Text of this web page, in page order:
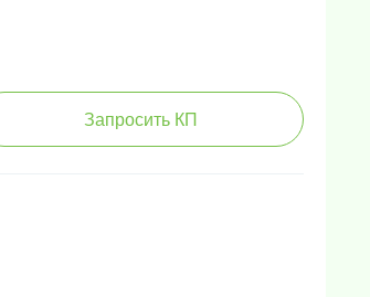
Запросить КП